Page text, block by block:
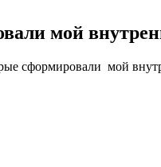
мой
сформировали мой